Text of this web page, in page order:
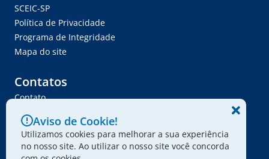
SCEIC-SP
Política de Privacidade
Programa de Integridade
Mapa do site
Contatos
Contato
Ser Fornecedor
Envie seu projeto
Aviso de Cookie!
Utilizamos cookies para melhorar a sua experiência
no nosso site. Ao utilizar o nosso site você concorda